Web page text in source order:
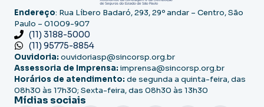
Endereço: Rua Líbero Badaró, 293, 29º andar – Centro, São
Paulo – 01009-907
(11) 3188-5000
(11) 95775-8854
Ouvidoria: ouvidoriasp@sincorsp.org.br
Assessoria de Imprensa: imprensa@sincorsp.org.br
Horários de atendimento: de segunda a quinta-feira, das
08h30 às 17h30; Sexta-feira, das 08h30 às 13h30
Mídias sociais